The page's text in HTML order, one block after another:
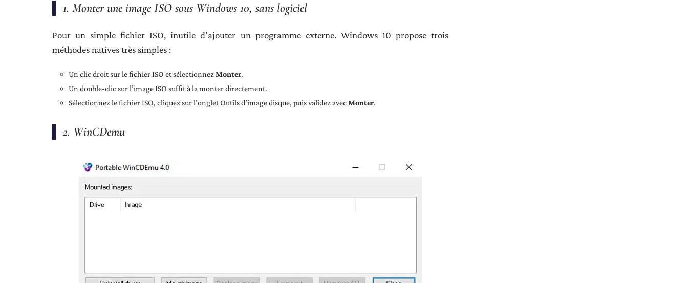
1. Monter une image ISO sous Windows 10, sans logiciel
Pour un simple fichier ISO, inutile d’ajouter un programme externe. Windows 10 propose trois
méthodes natives très simples :
Un clic droit sur le fichier ISO et sélectionnezMonter.
Un double-clic sur l’image ISO suffit à la monter directement.
Sélectionnez le fichier ISO, cliquez sur l’onglet Outils d’image disque, puis validez avecMonter.
2. WinCDemu